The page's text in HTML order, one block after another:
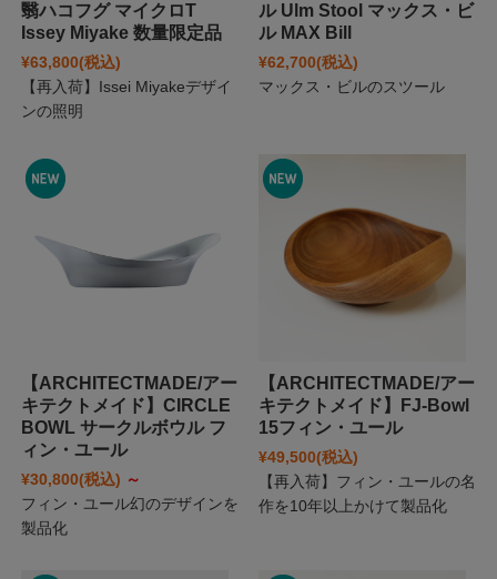
翳ハコフグ マイクロT
Issey Miyake 数量限定品
¥63,800(税込)
【再入荷】Issei Miyakeデザイ
ンの照明
ル Ulm Stool マックス・ビ
ル MAX Bill
¥62,700(税込)
マックス・ビルのスツール
【ARCHITECTMADE/アー
キテクトメイド】CIRCLE
BOWL サークルボウル フ
ィン・ユール
¥30,800(税込) ～
フィン・ユール幻のデザインを
製品化
【ARCHITECTMADE/アー
キテクトメイド】FJ-Bowl
15フィン・ユール
¥49,500(税込)
【再入荷】フィン・ユールの名
作を10年以上かけて製品化